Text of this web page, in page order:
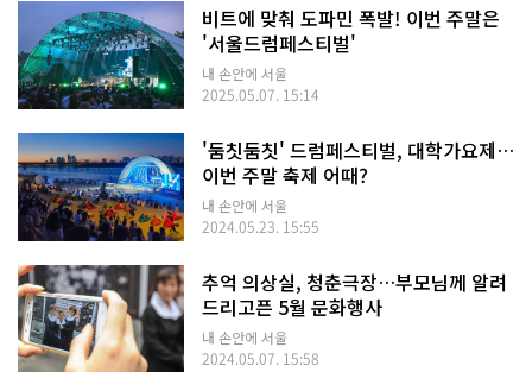
비트에 맞춰 도파민 폭발! 이번 주말은
'서울드럼페스티벌'
내 손안에 서울
2025.05.07. 15:14
'둠칫둠칫' 드럼페스티벌, 대학가요제…
이번 주말 축제 어때?
내 손안에 서울
2024.05.23. 15:55
추억 의상실, 청춘극장…부모님께 알려
드리고픈 5월 문화행사
내 손안에 서울
2024.05.07. 15:58